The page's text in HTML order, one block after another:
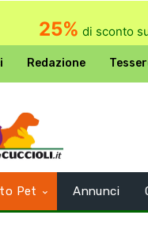
25% di sconto
Redazione
Pet Annunci